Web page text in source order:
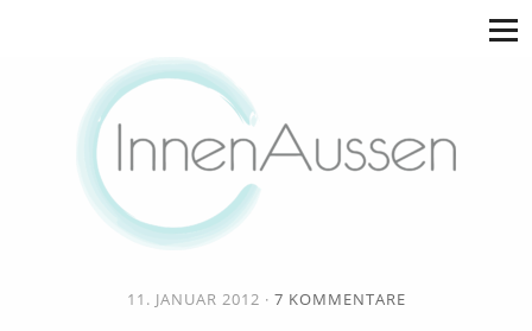
11. JANUAR 2012 · 7 KOMMENTARE